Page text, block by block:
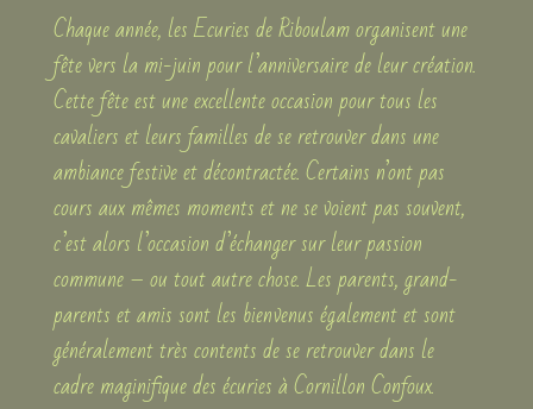
Chaque année, les Ecuries de Riboulam organisent une
fête vers la mi-juin pour l’anniversaire de leur création.
Cette fête est une excellente occasion pour tous les
cavaliers et leurs familles de se retrouver dans une
ambiance festive et décontractée. Certains n’ont pas
cours aux mêmes moments et ne se voient pas souvent,
c’est alors l’occasion d’échanger sur leur passion
commune – ou tout autre chose. Les parents, grand-
parents et amis sont les bienvenus également et sont
généralement très contents de se retrouver dans le
cadre maginifique des écuries à Cornillon Confoux.